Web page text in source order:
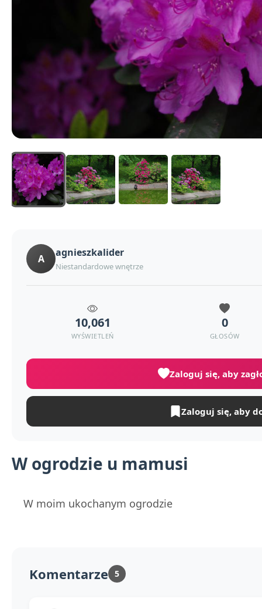
W ogrodzie u mamusi
W moim ukochanym ogrodzie
A agnieszkalider
Niestandardowe wnętrze
10,061
WYŚWIETLEŃ
0
GŁOSÓW
Zaloguj się, aby
Zaloguj się, aby
Komentarze 5